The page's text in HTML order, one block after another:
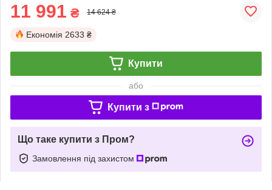
11 991 ₴ 14 624 ₴
Економія 2633 ₴
Купити
або
Купити з
Що таке купити з Пром?
Замовлення під захистом